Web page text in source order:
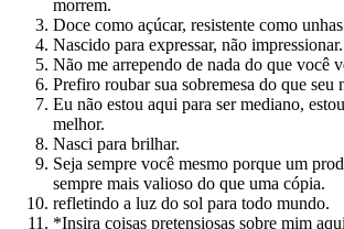
morrem.
Doce como açúcar, resistente como
Nascido para expressar, não impressionar.
Não me arrependo de nada do que você
Prefiro roubar sua sobremesa do que seu
Eu não estou aqui para ser mediano,
melhor.
Nasci para brilhar.
Seja sempre você mesmo porque um
sempre mais valioso do que uma cópia.
refletindo a luz do sol para todo mundo.
*Insira coisas pretensiosas sobre mim